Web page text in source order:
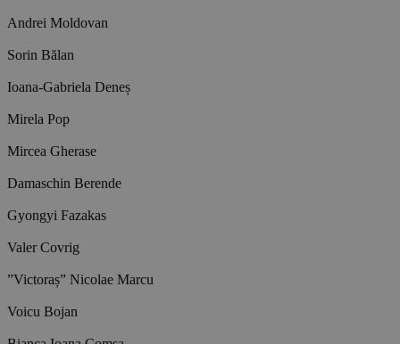
Andrei Moldovan
Sorin Bălan
Ioana-Gabriela Deneș
Mirela Pop
Mircea Gherase
Damaschin Berende
Gyongyi Fazakas
Valer Covrig
”Victoraș” Nicolae Marcu
Voicu Bojan